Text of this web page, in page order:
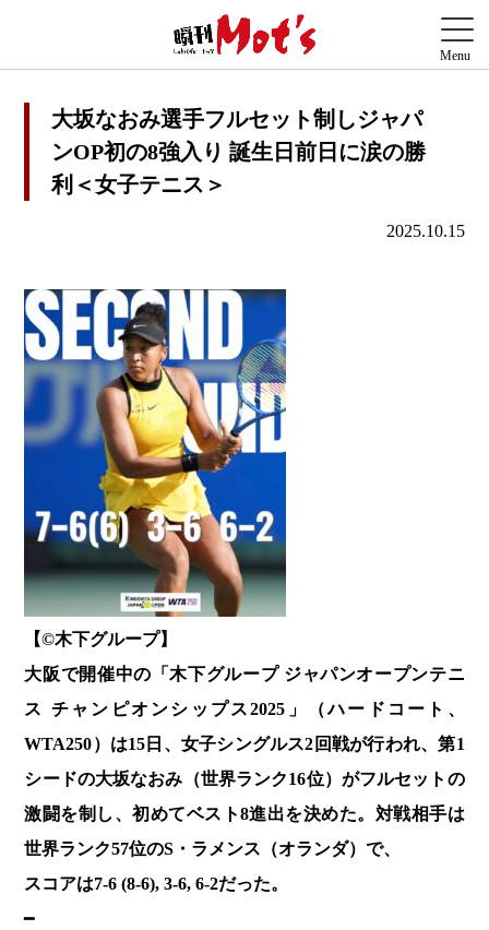
大坂なおみ選手フルセット制しジャパ
ンOP初の8強入り 誕生日前日に涙の勝
利＜女子テニス＞
2025.10.15
【©️木下グループ】
大阪で開催中の「木下グループ ジャパンオープンテニ
ス チャンピオンシップス2025」（ハードコート、
WTA250）は15日、女子シングルス2回戦が行われ、第1
シードの大坂なおみ（世界ランク16位）がフルセットの
激闘を制し、初めてベスト8進出を決めた。対戦相手は
世界ランク57位のS・ラメンス（オランダ）で、
スコアは7-6 (8-6), 3-6, 6-2だった。
━